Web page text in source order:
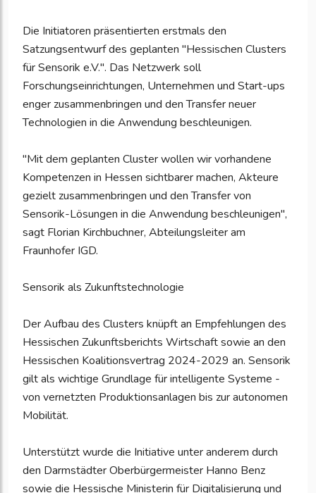
Die Initiatoren präsentierten erstmals den
Satzungsentwurf des geplanten "Hessischen Clusters
für Sensorik e.V.". Das Netzwerk soll
Forschungseinrichtungen, Unternehmen und Start-ups
enger zusammenbringen und den Transfer neuer
Technologien in die Anwendung beschleunigen.
"Mit dem geplanten Cluster wollen wir vorhandene
Kompetenzen in Hessen sichtbarer machen, Akteure
gezielt zusammenbringen und den Transfer von
Sensorik-Lösungen in die Anwendung beschleunigen",
sagt Florian Kirchbuchner, Abteilungsleiter am
Fraunhofer IGD.
Sensorik als Zukunftstechnologie
Der Aufbau des Clusters knüpft an Empfehlungen des
Hessischen Zukunftsberichts Wirtschaft sowie an den
Hessischen Koalitionsvertrag 2024-2029 an. Sensorik
gilt als wichtige Grundlage für intelligente Systeme -
von vernetzten Produktionsanlagen bis zur autonomen
Mobilität.
Unterstützt wurde die Initiative unter anderem durch
den Darmstädter Oberbürgermeister Hanno Benz
sowie die Hessische Ministerin für Digitalisierung und